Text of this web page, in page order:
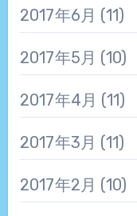
2017年6月 (11)
2017年5月 (10)
2017年4月 (11)
2017年3月 (11)
2017年2月 (10)